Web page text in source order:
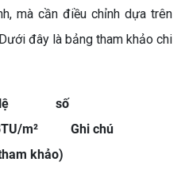
mà cần điều chỉnh dựa trên
đây là bảng tham khảo chi
số
m²
khảo)
Ghi chú